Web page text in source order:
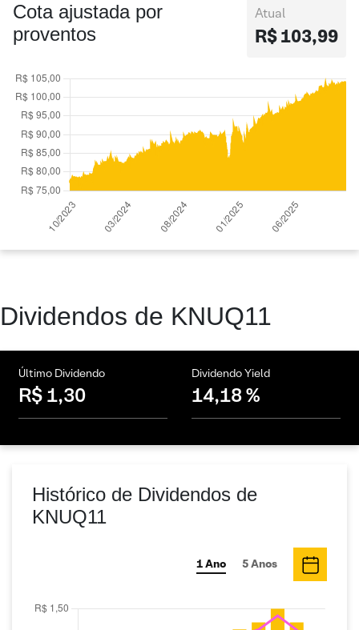
Cota ajustada por
proventos
Atual
R$ 103,99
Dividendos de KNUQ11
Último Dividendo
R$ 1,30
Dividendo Yield
14,18 %
Histórico de Dividendos de
KNUQ11
1 Ano 5 Anos